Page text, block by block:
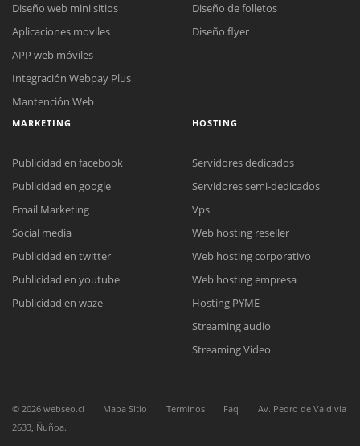
Reunión online
Nuestros ejecutivos le enviarán un correo electrónico con el enlace a
Meet para la reunión online.
Cotización
Chat Online
Todos nuestros ejecutivos están fuera de línea. Complete el formulario
Diseño web mini sitios
Aplicaciones moviles
APP web móviles
Integración Webpay Plus
Mantención Web
Diseño de folletos
Diseño flyer
MARKETING
Publicidad en facebook
Publicidad en google
Email Marketing
Social media
Publicidad en twitter
Publicidad en youtube
Publicidad en waze
HOSTING
Servidores dedicados
Servidores semi-dedicados
Vps
Web hosting reseller
Web hosting corporativo
Web hosting empresa
Hosting PYME
Streaming audio
Streaming Video
© 2026 webseo.cl Mapa Sitio Terminos Faq
Av. Pedro de Valdivia
2633, Ñuñoa.